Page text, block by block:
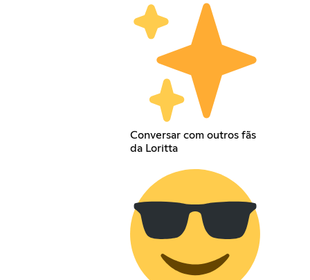
Conversar com outros fãs
da Loritta